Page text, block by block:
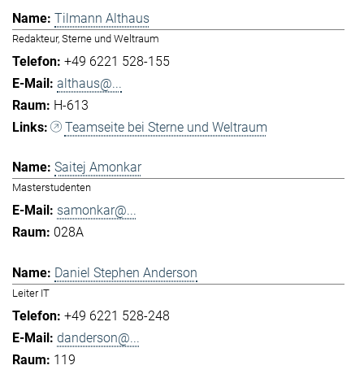
Tilmann Althaus
Redakteur, Sterne und Weltraum
+49 6221 528-155
althaus@...
H-613
Teamseite bei Sterne und Weltraum
Saitej Amonkar
Masterstudenten
samonkar@...
028A
Daniel Stephen Anderson
Leiter IT
+49 6221 528-248
danderson@...
119